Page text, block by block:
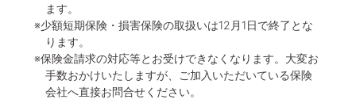
ます。
※少額短期保険・損害保険の取扱いは12月1日で終了とな
ります。
※保険金請求の対応等とお受けできなくなります。大変お
手数おかけいたしますが、ご加入いただいている保険
会社へ直接お問合せください。